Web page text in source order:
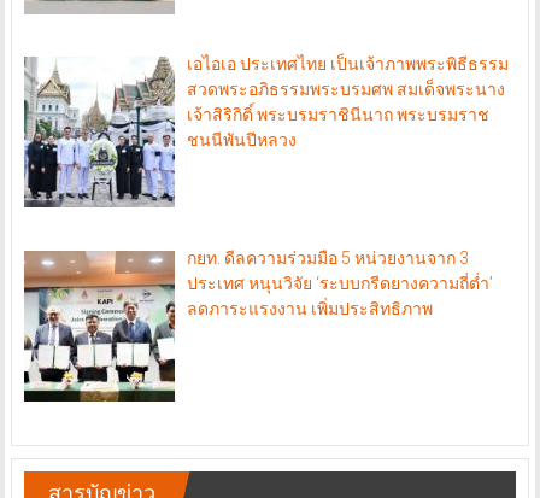
เอไอเอ ประเทศไทย เป็นเจ้าภาพพระพิธีธรรม
สวดพระอภิธรรมพระบรมศพ สมเด็จพระนาง
เจ้าสิริกิติ์ พระบรมราชินีนาถ พระบรมราช
ชนนีพันปีหลวง
กยท. ดีลความร่วมมือ 5 หน่วยงานจาก 3
ประเทศ หนุนวิจัย ‘ระบบกรีดยางความถี่ต่ำ’
ลดภาระแรงงาน เพิ่มประสิทธิภาพ
สารบัญข่าว